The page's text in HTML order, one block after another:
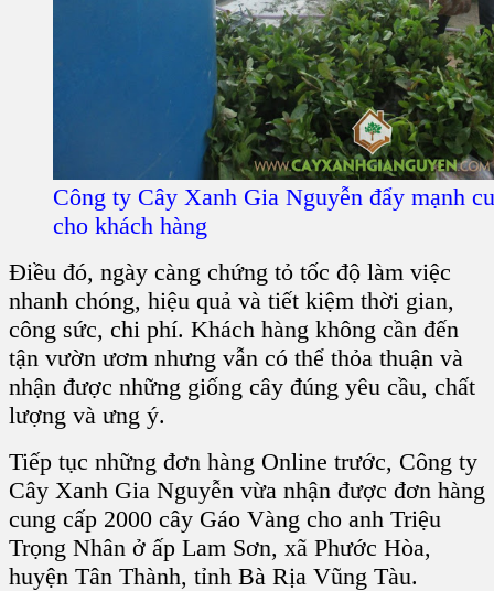
Công ty Cây Xanh Gia Nguyễn đẩy mạnh
cho khách hàng
Điều đó, ngày càng chứng tỏ tốc độ làm việc
nhanh chóng, hiệu quả và tiết kiệm thời gian,
công sức, chi phí. Khách hàng không cần đến
tận vườn ươm nhưng vẫn có thể thỏa thuận và
nhận được những giống cây đúng yêu cầu, chất
lượng và ưng ý.
Tiếp tục những đơn hàng Online trước, Công ty
Cây Xanh Gia Nguyễn vừa nhận được đơn hàng
cung cấp 2000 cây Gáo Vàng cho anh Triệu
Trọng Nhân ở ấp Lam Sơn, xã Phước Hòa,
huyện Tân Thành, tỉnh Bà Rịa Vũng Tàu.